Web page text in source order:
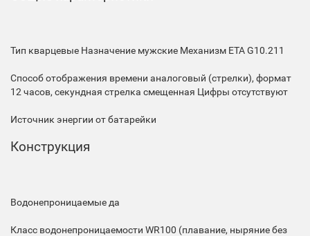
Тип кварцевые Назначение мужские Механизм ETA G10.211
Способ отображения времени аналоговый (стрелки), формат
12 часов, секундная стрелка смещенная Цифры отсутствуют
Источник энергии от батарейки
Конструкция
Водонепроницаемые да
Класс водонепроницаемости WR100 (плавание, ныряние без